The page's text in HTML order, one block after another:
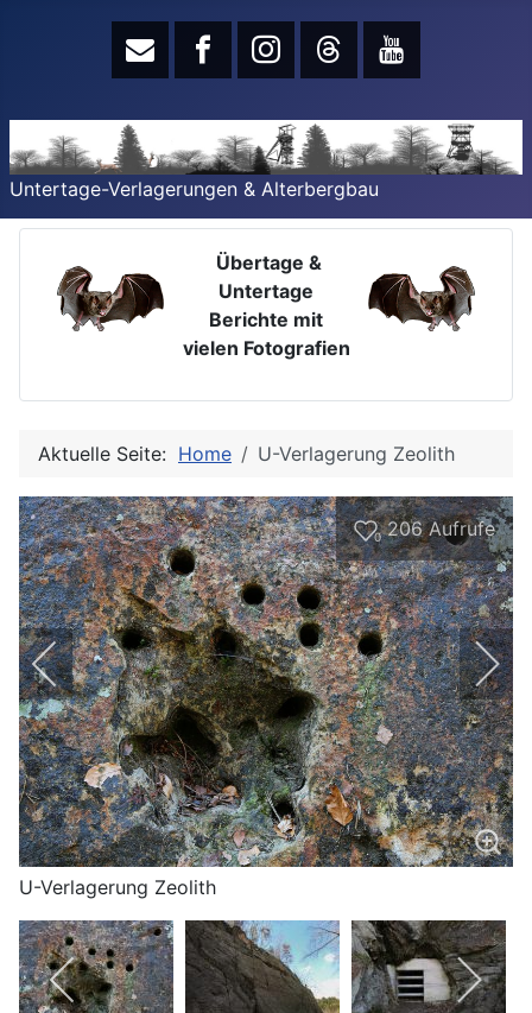
Untertage-Verlagerungen & Alterbergbau
Übertage &
Untertage
Berichte mit
vielen Fotografien
Aktuelle Seite: Home U-Verlagerung Zeolith
0 206Aufrufe
U-Verlagerung Zeolith